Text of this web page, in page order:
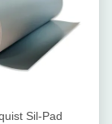
Sil-Pad